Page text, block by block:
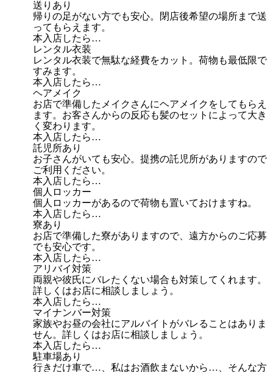
送りあり
帰りの足がない方でも安心。閉店後希望の場所まで送
ってもらえます。
本入店したら…
レンタル衣装
レンタル衣装で無駄な経費をカット。荷物も最低限で
すみます。
本入店したら…
ヘアメイク
お店で準備したメイクさんにヘアメイクをしてもらえ
ます。お客さんからの反応も髪のセットによって大き
く変わります。
本入店したら…
託児所あり
お子さんがいても安心。提携の託児所がありますので
ご利用ください。
本入店したら…
個人ロッカー
個人ロッカーがあるので荷物も置いておけますね。
本入店したら…
寮あり
お店で準備した寮がありますので、遠方からのご応募
でも安心です。
本入店したら…
アリバイ対策
両親や彼氏にバレたくない場合も対策してくれます。
詳しくはお店に相談しましょう。
本入店したら…
マイナンバー対策
家族やお昼の会社にアルバイトがバレることはありま
せん。詳しくはお店に相談しましょう。
本入店したら…
駐車場あり
行きだけ車で…、私はお酒飲まないから…、そんな方